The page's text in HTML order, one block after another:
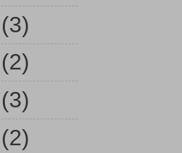
(3)
(2)
(3)
(2)